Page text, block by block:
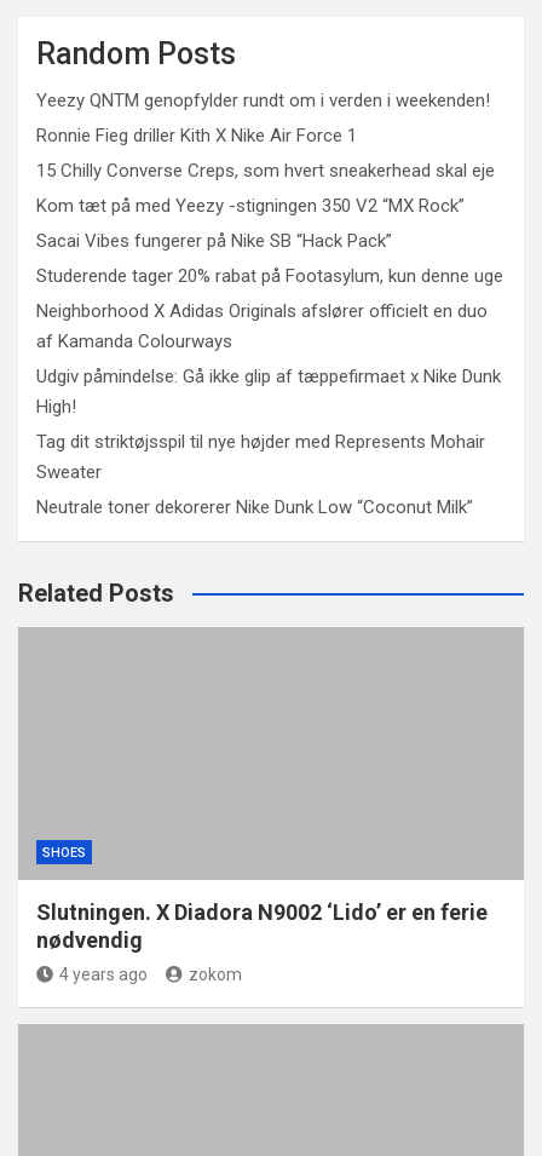
Random Posts
Yeezy QNTM genopfylder rundt om i verden i weekenden!
Ronnie Fieg driller Kith X Nike Air Force 1
15 Chilly Converse Creps, som hvert sneakerhead skal eje
Kom tæt på med Yeezy -stigningen 350 V2 “MX Rock”
Sacai Vibes fungerer på Nike SB “Hack Pack”
Studerende tager 20% rabat på Footasylum, kun denne uge
Neighborhood X Adidas Originals afslører officielt en duo
af Kamanda Colourways
Udgiv påmindelse: Gå ikke glip af tæppefirmaet x Nike Dunk
High!
Tag dit striktøjsspil til nye højder med Represents Mohair
Sweater
Neutrale toner dekorerer Nike Dunk Low “Coconut Milk”
Related Posts
SHOES
Slutningen. X Diadora N9002 ‘Lido’ er en ferie
nødvendig
4 years ago zokom